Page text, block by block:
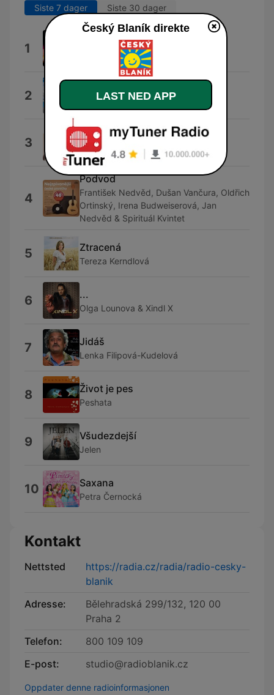
Siste 7 dager Siste 30 dager
1 Zůstaň tu se mnou (Za sny)
2 Richard Kmoch & Gemini
3 Hej, Pane Šenku
Kamelie
4
Podvod
František Nedvěd, Dušan Vančura, Oldřich
Ortinský, Irena Budweiserová, Jan
Nedvěd & Spirituál Kvintet
5 Ztracená
Tereza Kerndlová
6 ...
Olga Lounova & Xindl X
7 Jidáš
Lenka Filipová-Kudelová
8 Život je pes
Peshata
9 Všudezdejší
Jelen
10 Saxana
Petra Černocká
Kontakt
Nettsted
https://radia.cz/radia/radio-cesky-
blanik
Adresse:
Bělehradská 299/132, 120 00
Praha 2
Telefon:
800 109 109
E-post:
studio@radioblanik.cz
Oppdater denne radioinformasjonen
Český Blaník direkte
LAST NED APP